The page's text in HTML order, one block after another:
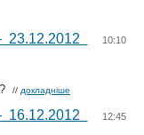
10:10
// докладніше
12:45